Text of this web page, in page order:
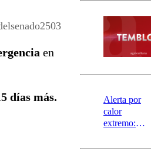
en
días más.
río Damas:
activa
mensajería
SAE
Alerta por
calor
extremo:
activa Alerta